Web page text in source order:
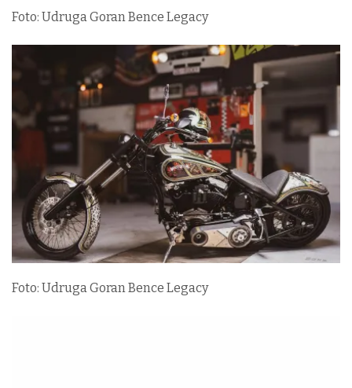
Foto: Udruga Goran Bence Legacy
Foto: Udruga Goran Bence Legacy